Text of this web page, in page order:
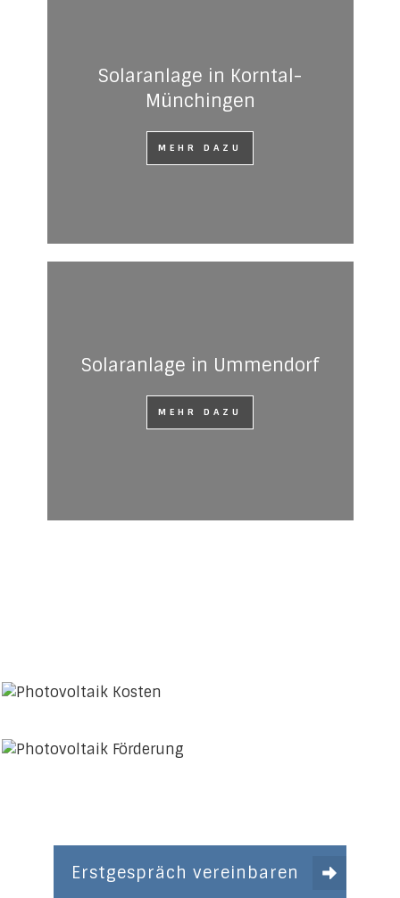
Solaranlage in Korntal-
Münchingen
MEHR DAZU
Solaranlage in Ummendorf
MEHR DAZU
Erstgespräch vereinbaren